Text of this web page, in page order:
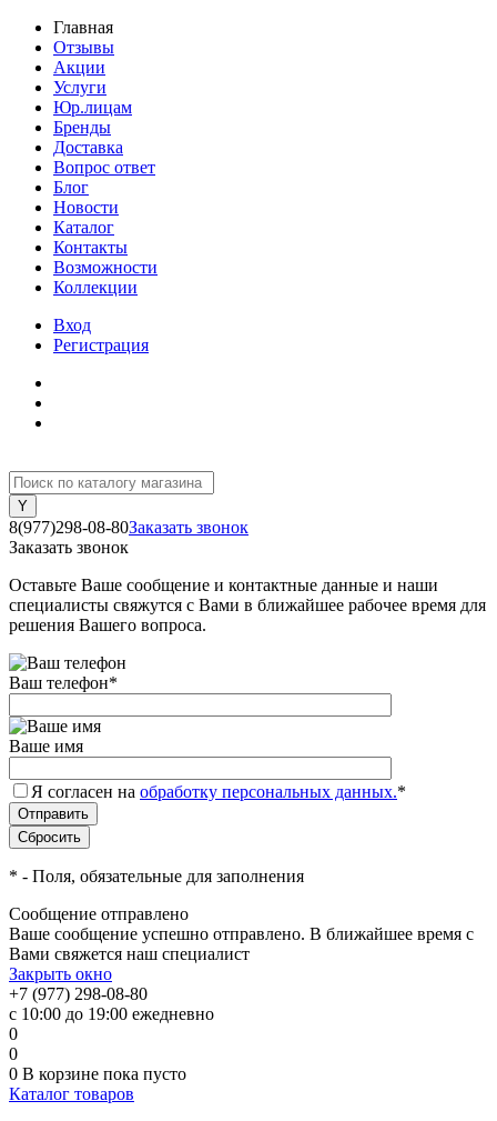
Главная
Отзывы
Акции
Услуги
Юр.лицам
Бренды
Доставка
Вопрос ответ
Блог
Новости
Каталог
Контакты
Возможности
Коллекции
Вход
Регистрация
8(977)298-08-80Заказать звонок
Заказать звонок
Оставьте Ваше сообщение и контактные данные и наши
специалисты свяжутся с Вами в ближайшее рабочее время для
решения Вашего вопроса.
Ваш телефон*
Ваше имя
Я согласен на обработку персональных данных.*
* - Поля, обязательные для заполнения
Сообщение отправлено
Ваше сообщение успешно отправлено. В ближайшее время с
Вами свяжется наш специалист
Закрыть окно
+7 (977) 298-08-80
с 10:00 до 19:00 ежедневно
0
0
0 В корзине пока пусто
Каталог товаров